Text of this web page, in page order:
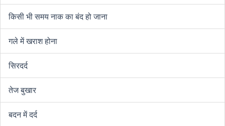
किसी भी समय नाक का बंद हो जाना
गले में खराश होना
सिरदर्द
तेज बुखार
बदन में दर्द